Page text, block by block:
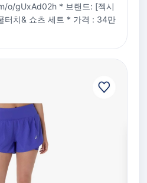
o/gUxAd02h * 브랜드: [젝시
터치& 쇼츠 세트 * 가격 : 34만